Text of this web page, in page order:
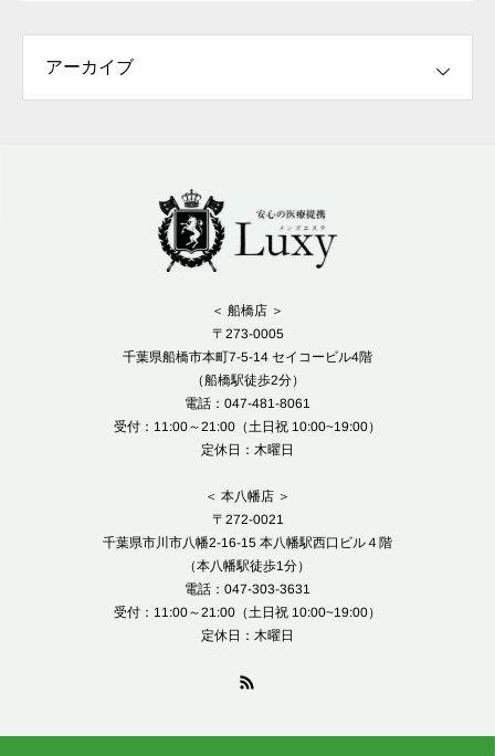
＜ 船橋店 ＞
〒273-0005
千葉県船橋市本町7-5-14 セイコービル4階
（船橋駅徒歩2分）
電話：047-481-8061
受付：11:00～21:00（土日祝 10:00~19:00）
定休日：木曜日
＜ 本八幡店 ＞
〒272-0021
千葉県市川市八幡2-16-15 本八幡駅西口ビル４階
（本八幡駅徒歩1分）
電話：047-303-3631
受付：11:00～21:00（土日祝 10:00~19:00）
定休日：木曜日